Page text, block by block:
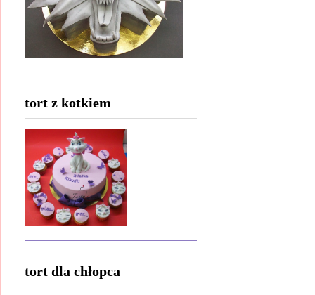
tort z kotkiem
tort dla chłopca